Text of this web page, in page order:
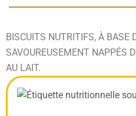
BISCUITS NUTRITIFS, À BASE
SAVOUREUSEMENT NAPPÉS
AU LAIT.